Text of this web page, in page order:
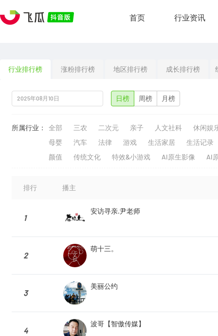
首页 行业资讯
行业排行榜 涨粉排行榜 地区排行榜 成长排行榜
日榜 周榜 月榜
所属行业： 全部 三农 二次元 亲子 人文社科
休闲娱
母婴
汽车 法律 游戏 生活家居
生活记录
颜值
传统文化 特效&小游戏 AI原生影像 AI
排行 播主
1
安访寻亲.尹老师
2
萌十三。
3
美丽公约
4
波哥【智傲传媒】